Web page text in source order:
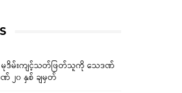
မုဒိမ်းကျင့်သတ်ဖြတ်သူကို သေဒဏ်
၂၀ နှစ် ချမှတ်